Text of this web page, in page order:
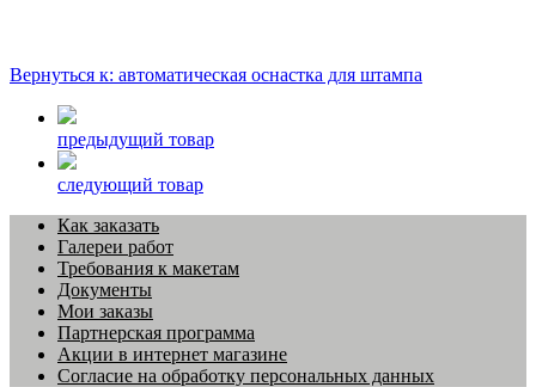
Вернуться к: автоматическая оснастка для штампа
предыдущий товар
следующий товар
Как заказать
Галереи работ
Требования к макетам
Документы
Мои заказы
Партнерская программа
Акции в интернет магазине
Согласие на обработку персональных данных